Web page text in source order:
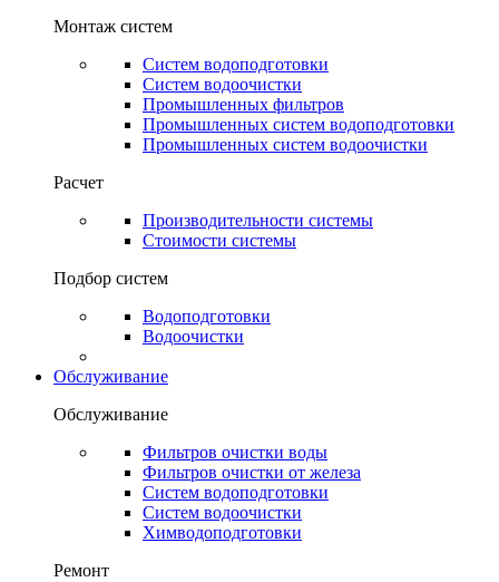
Монтаж систем
Систем водоподготовки
Систем водоочистки
Промышленных фильтров
Промышленных систем водоподготовки
Промышленных систем водоочистки
Расчет
Производительности системы
Стоимости системы
Подбор систем
Водоподготовки
Водоочистки
Обслуживание
Обслуживание
Фильтров очистки воды
Фильтров очистки от железа
Систем водоподготовки
Систем водоочистки
Химводоподготовки
Ремонт